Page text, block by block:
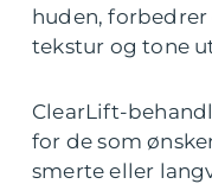
huden,
tekstur og tone
ClearLift-
for de som
smerte eller